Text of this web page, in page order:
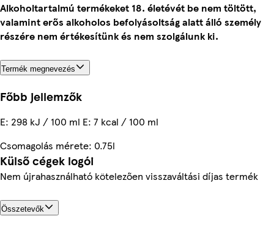
Alkoholtartalmú termékeket 18. életévét be nem töltött,
valamint erős alkoholos befolyásoltság alatt álló személy
részére nem értékesítünk és nem szolgálunk ki.
Termék megnevezés
Főbb jellemzők
E: 298 kJ / 100 ml E: 7 kcal / 100 ml
Csomagolás mérete: 0.75l
Külső cégek logói
Nem újrahasználható kötelezően visszaváltási díjas termék
Összetevők